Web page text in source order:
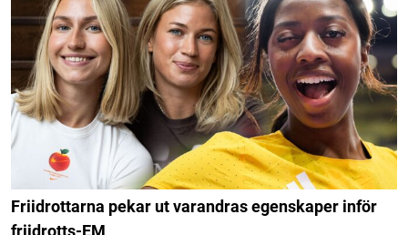
Friidrottarna pekar ut varandras egenskaper inför